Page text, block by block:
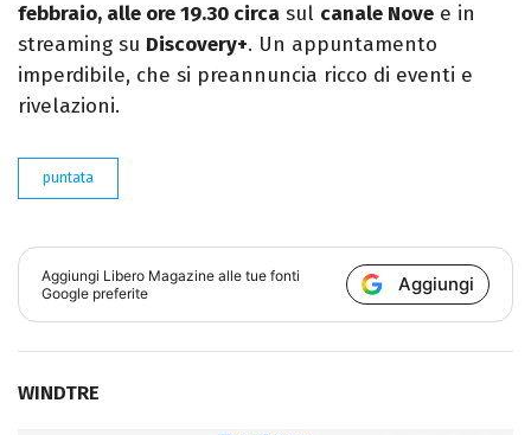
febbraio, alle ore 19.30 circa sul canale Nove e in
streaming su Discovery+. Un appuntamento
imperdibile, che si preannuncia ricco di eventi e
rivelazioni.
puntata
Aggiungi Libero Magazine alle tue fonti
Google preferite
Aggiungi
WINDTRE